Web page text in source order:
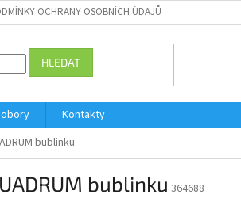
OCHRANY OSOBNÍCH ÚDAJŮ
HLEDAT
Kontakty
bublinku
bublinku 364688